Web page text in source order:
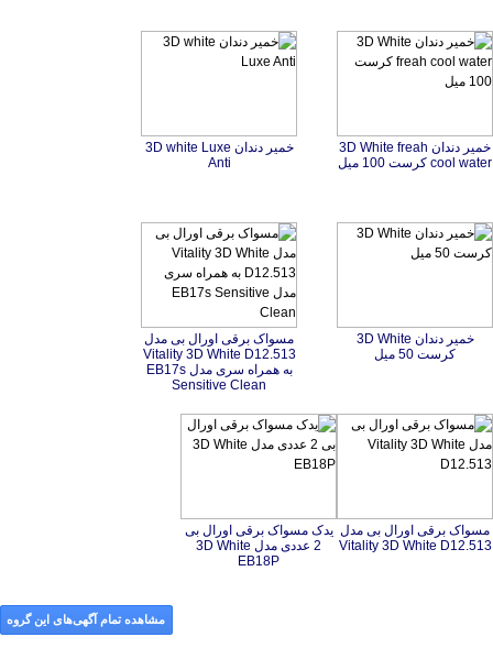
خمیر دندان 3D White freah
cool water کرست 100 میل
خمیر دندان 3D white Luxe
Anti
خمیر دندان 3D White
کرست 50 میل
مسواک برقی اورال بی مدل
Vitality 3D White D12.513
به همراه سری مدل EB17s
Sensitive Clean
مسواک برقی اورال بی مدل
Vitality 3D White D12.513
یدک مسواک برقی اورال بی
2 عددی مدل 3D White
EB18P
مشاهده تمام آگهی‌های این گروه